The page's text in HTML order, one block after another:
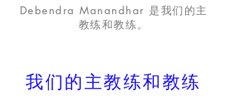
Debendra Manandhar 是我们的主
教练和教练。
我们的主教练和教练